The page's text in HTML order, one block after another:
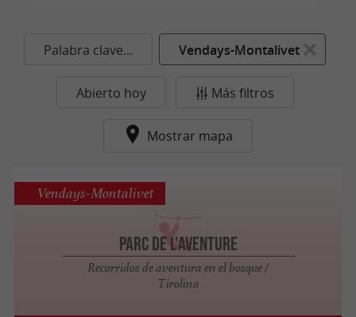
Palabra clave... Vendays-Montalivet
Abierto hoy Más filtros
Mostrar mapa
Parc de l'Aventure
Recorridos de aventura en el bosque /
Tirolina
Vendays-Montalivet